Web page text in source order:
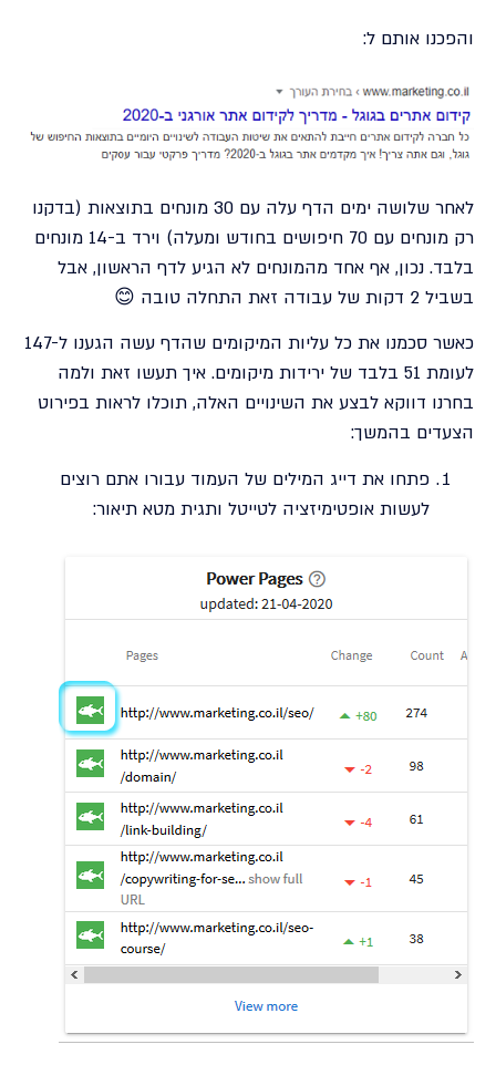
והפכנו אותם ל:
לאחר שלושה ימים הדף עלה עם 30 מונחים בתוצאות (בדקנו
רק מונחים עם 70 חיפושים בחודש ומעלה) וירד ב-14 מונחים
בלבד. נכון, אף אחד מהמונחים לא הגיע לדף הראשון, אבל
בשביל 2 דקות של עבודה זאת התחלה טובה 😊
כאשר סכמנו את כל עליות המיקומים שהדף עשה הגענו ל-147
לעומת 51 בלבד של ירידות מיקומים. איך תעשו זאת ולמה
בחרנו דווקא לבצע את השינויים האלה, תוכלו לראות בפירוט
הצעדים בהמשך:
פתחו את דייג המילים של העמוד עבורו אתם רוצים
לעשות אופטימיזציה לטייטל ותגית מטא תיאור: